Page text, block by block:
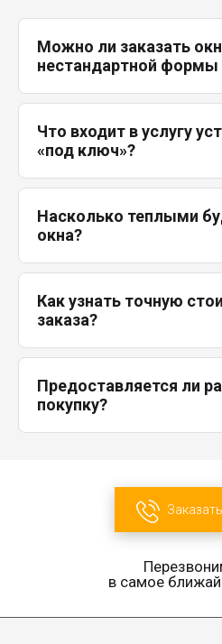
Можно ли заказать
нестандартной формы
Что входит в услугу
«под ключ»?
Насколько теплыми
окна?
Как узнать точную
заказа?
Предоставляется ли
покупку?
в самое